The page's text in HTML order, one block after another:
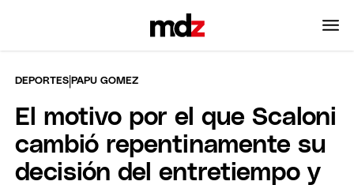
DEPORTES |PAPU GOMEZ
El motivo por el que Scaloni
cambió repentinamente su
decisión del entretiempo y